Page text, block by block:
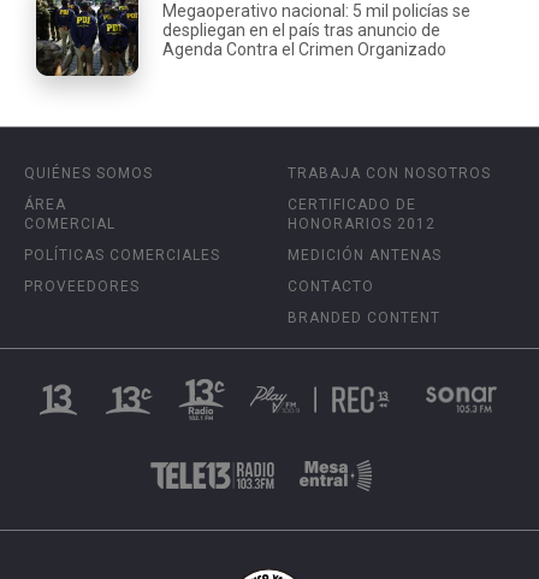
Megaoperativo nacional: 5 mil policías se
despliegan en el país tras anuncio de
Agenda Contra el Crimen Organizado
QUIÉNES SOMOS
ÁREA
COMERCIAL
POLÍTICAS COMERCIALES
PROVEEDORES
TRABAJA CON NOSOTROS
CERTIFICADO DE
HONORARIOS 2012
MEDICIÓN ANTENAS
CONTACTO
BRANDED CONTENT